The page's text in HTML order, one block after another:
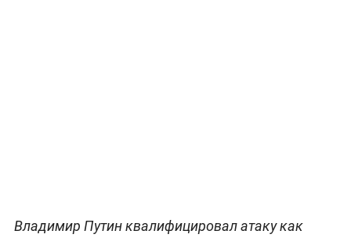
Владимир Путин квалифицировал атаку как